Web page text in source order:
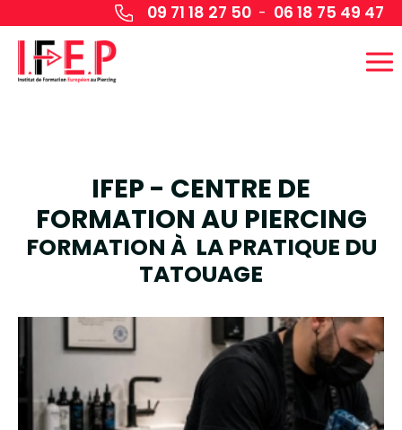
09 71 18 27 50 - 06 18 75 49 47
IFEP - CENTRE DE
FORMATION AU PIERCING
FORMATION À LA PRATIQUE DU
TATOUAGE
Panneau de gestion des cookies